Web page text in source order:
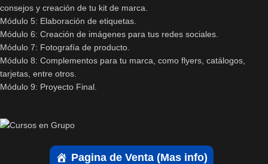
consejos y creación de tu kit de marca.
Módulo 5: Elaboración de etiquetas.
Módulo 6: Creación de imágenes para tus redes sociales.
Módulo 7: Fotografía de producto.
Módulo 8: Complementos para tu marca, como flyers, catálogos,
tarjetas, entre otros.
Módulo 9: Proyecto Final.
Pagina de Venta (Mas info)